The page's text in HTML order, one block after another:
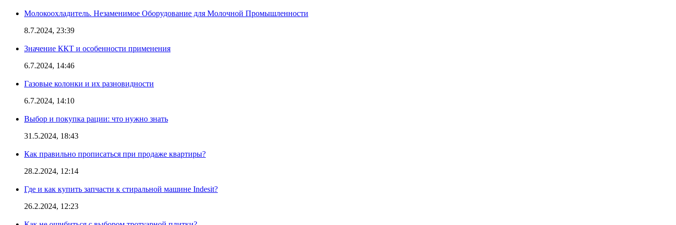
Молокоохладитель. Незаменимое Оборудование для Молочной Промышленности
8.7.2024, 23:39
Значение ККТ и особенности применения
6.7.2024, 14:46
Газовые колонки и их разновидности
6.7.2024, 14:10
Выбор и покупка рации: что нужно знать
31.5.2024, 18:43
Как правильно прописаться при продаже квартиры?
28.2.2024, 12:14
Где и как купить запчасти к стиральной машине Indesit?
26.2.2024, 12:23